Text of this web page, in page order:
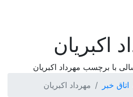
اکبریان
با برچسب مهرداد اکبریان
اتاق خبر مهرداد اکبریان